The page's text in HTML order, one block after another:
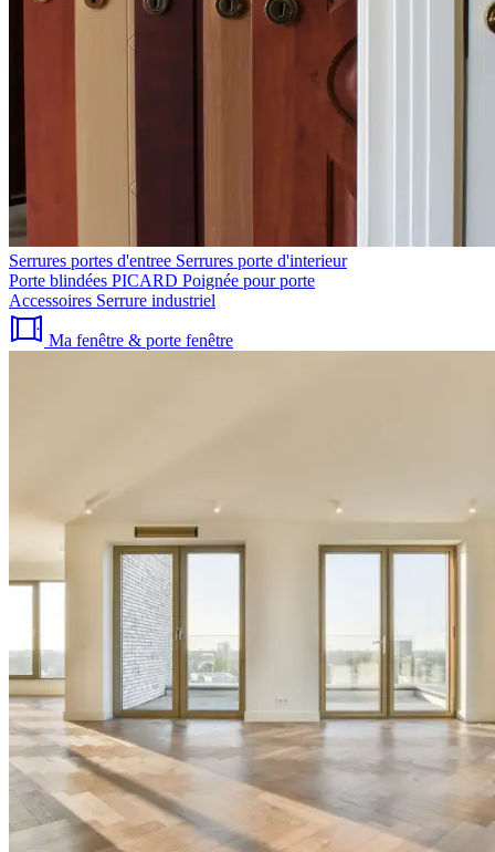
Serrures portes d'entree Serrures porte d'interieur
Porte blindées PICARD Poignée pour porte
Accessoires Serrure industriel
Ma fenêtre & porte fenêtre